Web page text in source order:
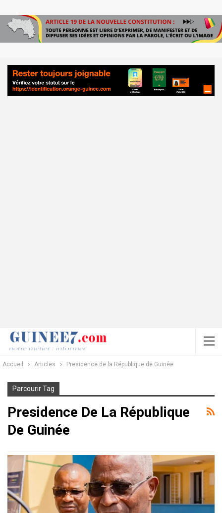
Accueil Articles Presidence de la République de Guinée
Parcourir Tag
Presidence De La République
De Guinée